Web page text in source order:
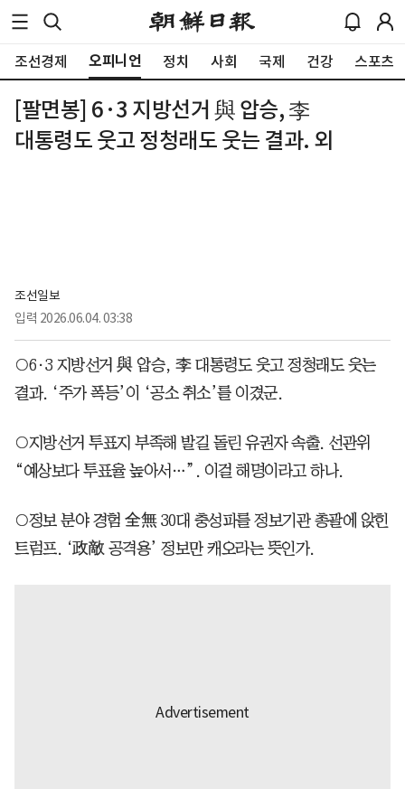
조선경제 오피니언 정치 사회 국제 건강 스포츠
[팔면봉] 6·3 지방선거 與 압승, 李
대통령도 웃고 정청래도 웃는 결과. 외
조선일보
입력 2026.06.04. 03:38
○6·3 지방선거 與 압승, 李 대통령도 웃고 정청래도 웃는
결과. ‘주가 폭등’이 ‘공소 취소’를 이겼군.
○지방선거 투표지 부족해 발길 돌린 유권자 속출. 선관위
“예상보다 투표율 높아서…”. 이걸 해명이라고 하나.
○정보 분야 경험 全無 30대 충성파를 정보기관 총괄에 앉힌
트럼프. ‘政敵 공격용’ 정보만 캐오라는 뜻인가.